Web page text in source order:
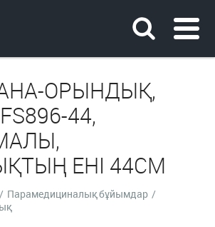
ОРЫНДЫҚ,
44,
ЕНІ 44СМ
/ Парамедициналық бұйымдар /